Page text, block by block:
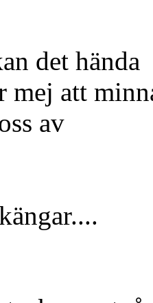
det hända
mej att
av